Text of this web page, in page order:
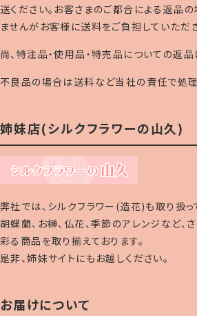
送ください。お客さまのご都合による返品
ませんがお客様に送料をご負担していただき
尚、特注品・使用品・特売品についての返品
不良品の場合は送料など当社の責任で処理
姉妹店(シルクフラワーの山久)
弊社では、シルクフラワー(造花)も取り扱っ
胡蝶蘭、お榊、仏花、季節のアレンジなど、
彩る商品を取り揃えております。
是非、姉妹サイトにもお越しください。
お届けについて